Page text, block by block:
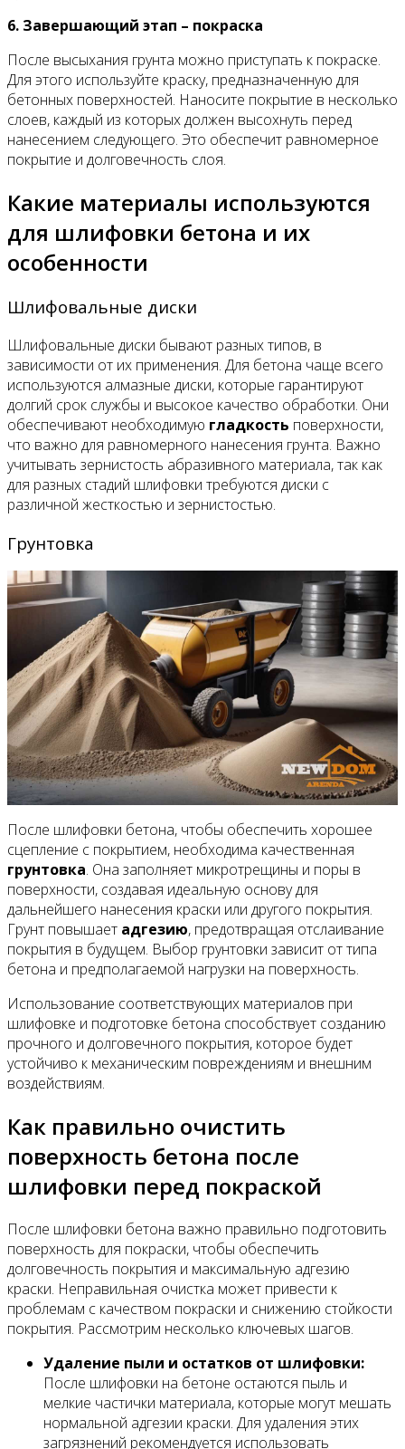
6. Завершающий этап – покраска
После высыхания грунта можно приступать к покраске.
Для этого используйте краску, предназначенную для
бетонных поверхностей. Наносите покрытие в несколько
слоев, каждый из которых должен высохнуть перед
нанесением следующего. Это обеспечит равномерное
покрытие и долговечность слоя.
Какие материалы используются
для шлифовки бетона и их
особенности
Шлифовальные диски
Шлифовальные диски бывают разных типов, в
зависимости от их применения. Для бетона чаще всего
используются алмазные диски, которые гарантируют
долгий срок службы и высокое качество обработки. Они
обеспечивают необходимую гладкость поверхности,
что важно для равномерного нанесения грунта. Важно
учитывать зернистость абразивного материала, так как
для разных стадий шлифовки требуются диски с
различной жесткостью и зернистостью.
Грунтовка
После шлифовки бетона, чтобы обеспечить хорошее
сцепление с покрытием, необходима качественная
грунтовка. Она заполняет микротрещины и поры в
поверхности, создавая идеальную основу для
дальнейшего нанесения краски или другого покрытия.
Грунт повышает адгезию, предотвращая отслаивание
покрытия в будущем. Выбор грунтовки зависит от типа
бетона и предполагаемой нагрузки на поверхность.
Использование соответствующих материалов при
шлифовке и подготовке бетона способствует созданию
прочного и долговечного покрытия, которое будет
устойчиво к механическим повреждениям и внешним
воздействиям.
Как правильно очистить
поверхность бетона после
шлифовки перед покраской
После шлифовки бетона важно правильно подготовить
поверхность для покраски, чтобы обеспечить
долговечность покрытия и максимальную адгезию
краски. Неправильная очистка может привести к
проблемам с качеством покраски и снижению стойкости
покрытия. Рассмотрим несколько ключевых шагов.
Удаление пыли и остатков от шлифовки:
После шлифовки на бетоне остаются пыль и
мелкие частички материала, которые могут мешать
нормальной адгезии краски. Для удаления этих
загрязнений рекомендуется использовать